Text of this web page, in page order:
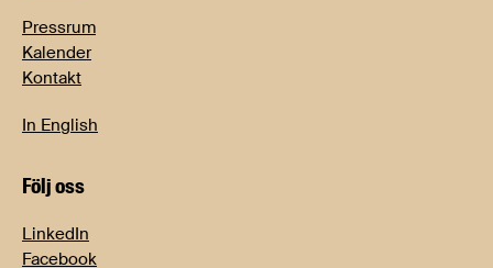
Pressrum
Kalender
Kontakt
In English
Följ oss
LinkedIn
Facebook